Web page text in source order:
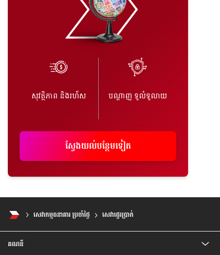
សុវត្ថិភាព និងរហ័ស បណ្តាញ ទូលំទូលាយ
ស្វែងយល់​បន្ថែម​ទៀត
សេវាកម្មធនាគារ ប្រចាំថ្ងៃ សេវា​ផ្ទេរ​ប្រាក់
គណនី